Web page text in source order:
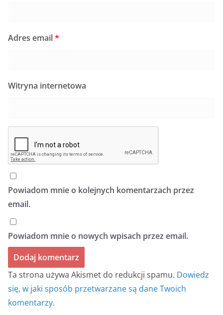
Adres email*
Witryna internetowa
Powiadom mnie o kolejnych komentarzach przez
email.
Powiadom mnie o nowych wpisach przez email.
Ta strona używa Akismet do redukcji spamu. Dowiedz
się, w jaki sposób przetwarzane są dane Twoich
komentarzy.